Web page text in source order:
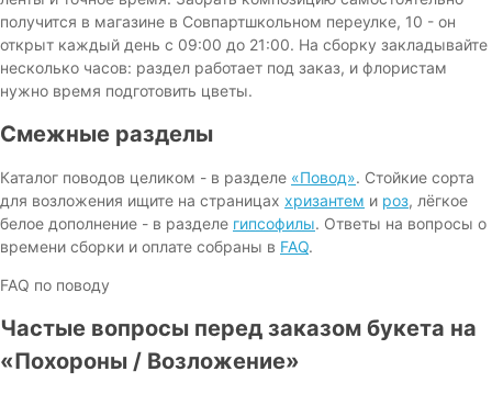
получится в магазине в Совпартшкольном переулке, 10 - он
открыт каждый день с 09:00 до 21:00. На сборку закладывайте
несколько часов: раздел работает под заказ, и флористам
нужно время подготовить цветы.
Смежные разделы
Каталог поводов целиком - в разделе «Повод». Стойкие сорта
для возложения ищите на страницах хризантем и роз, лёгкое
белое дополнение - в разделе гипсофилы. Ответы на вопросы о
времени сборки и оплате собраны в FAQ.
FAQ по поводу
Частые вопросы перед заказом букета на
«Похороны / Возложение»